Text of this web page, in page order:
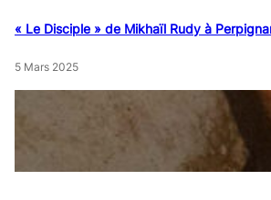
« Le Disciple » de Mikhaïl Rudy à
5 Mars 2025